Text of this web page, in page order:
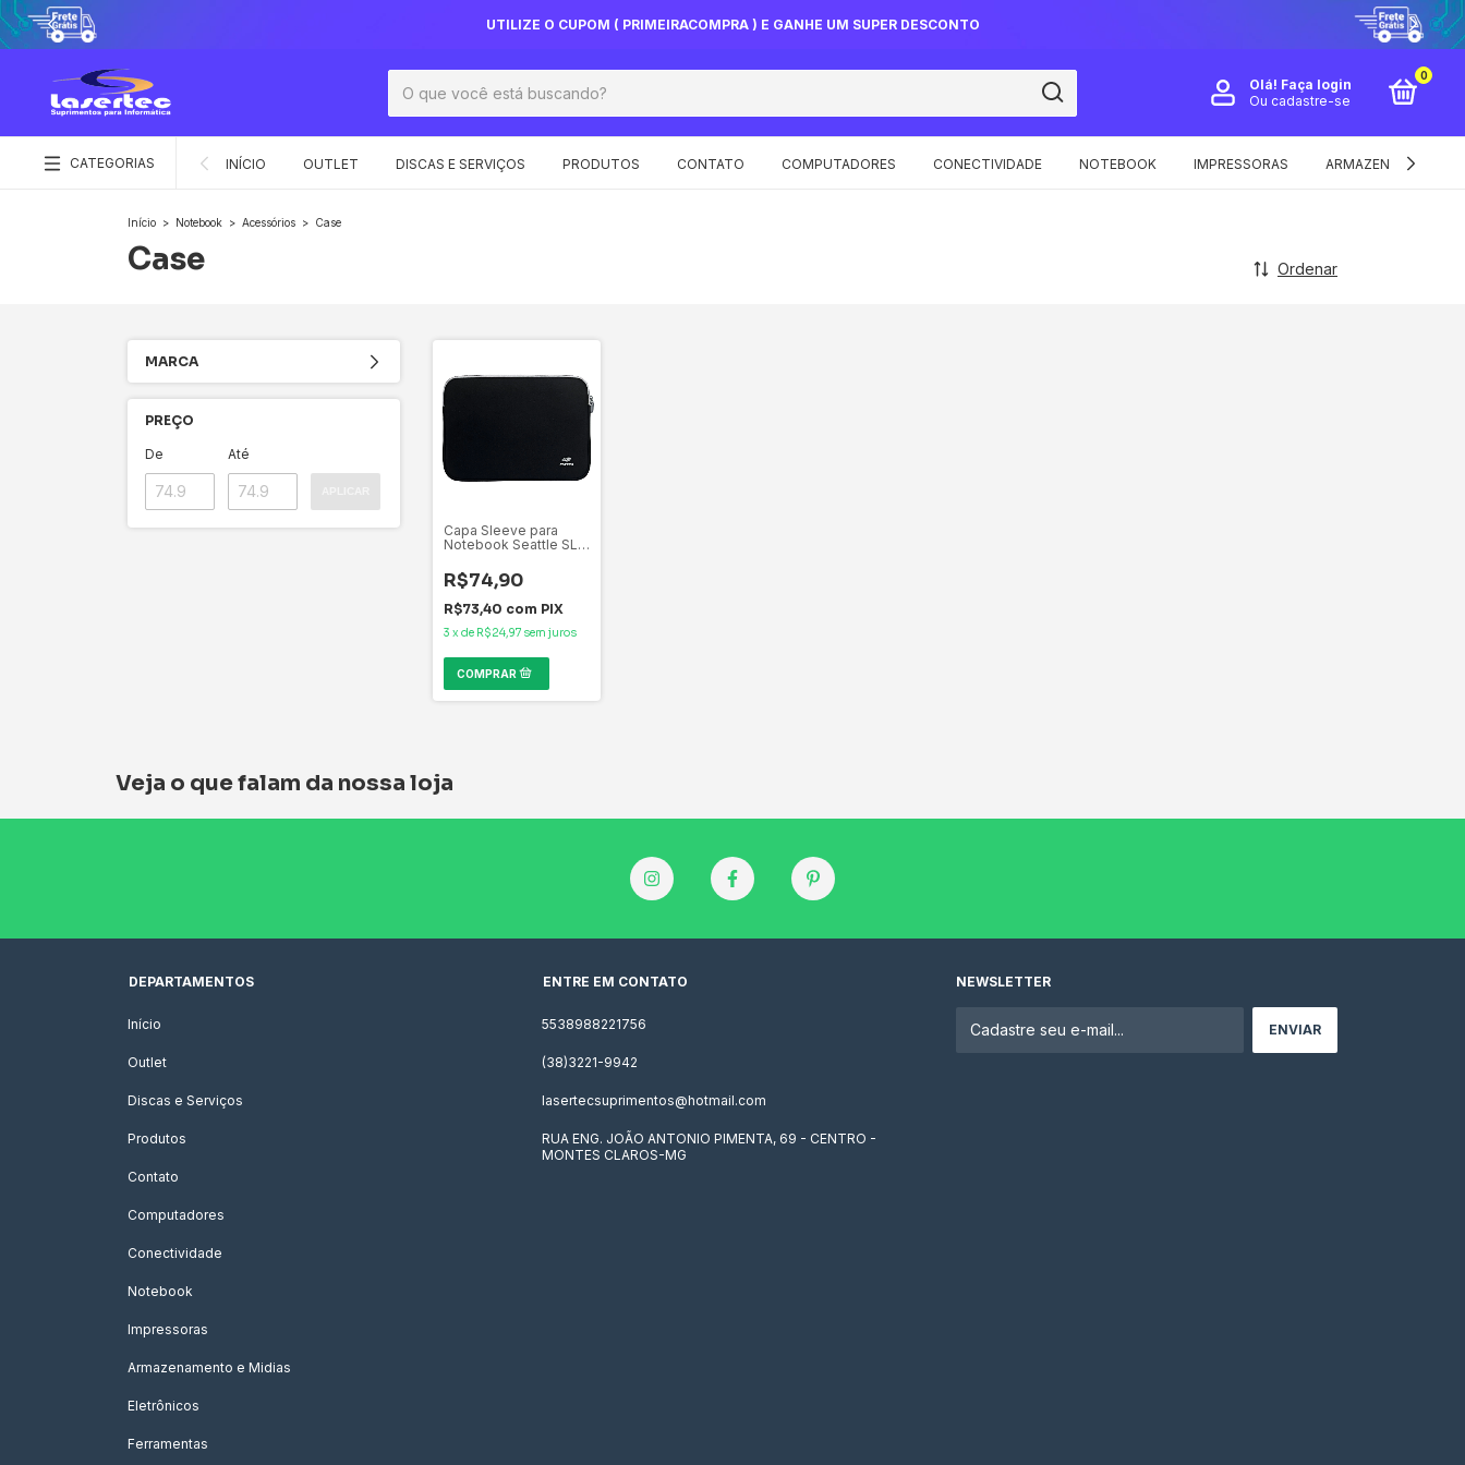
UTILIZE O CUPOM ( PRIMEIRACOMPRA ) E GANHE UM SUPER DESCONTO
Olá! Faça login
Ou cadastre-se
0
CATEGORIAS INÍCIO OUTLET DISCAS E SERVIÇOS PRODUTOS CONTATO COMPUTADORES CONECTIVIDADE NOTEBOOK IMPRESSORAS ARMAZENAMENTO E
Início > Notebook > Acessórios > Case
Case Ordenar
MARCA
PREÇO
De Até
Capa Sleeve para
Notebook Seattle SL-
C3Tech, zíperes
duplos,
Confeccionado em
Neoprene
R$74,90
R$73,40 com PIX
3 x de R$24,97 sem juros
Veja o que falam da nossa loja
DEPARTAMENTOS
Início
Outlet
Discas e Serviços
Produtos
Contato
Computadores
Conectividade
Notebook
Impressoras
Armazenamento e Midias
Eletrônicos
Ferramentas
ENTRE EM CONTATO
5538988221756
(38)3221-9942
lasertecsuprimentos@hotmail.com
RUA ENG. JOÃO ANTONIO PIMENTA, 69 - CENTRO -
MONTES CLAROS-MG
NEWSLETTER